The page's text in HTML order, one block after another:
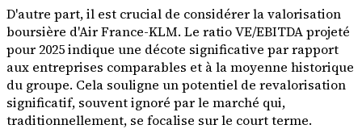
D'autre part, il est crucial de considérer la valorisation
boursière d'Air France-KLM. Le ratio VE/EBITDA projeté
pour 2025 indique une décote significative par rapport
aux entreprises comparables et à la moyenne historique
du groupe. Cela souligne un potentiel de revalorisation
significatif, souvent ignoré par le marché qui,
traditionnellement, se focalise sur le court terme.